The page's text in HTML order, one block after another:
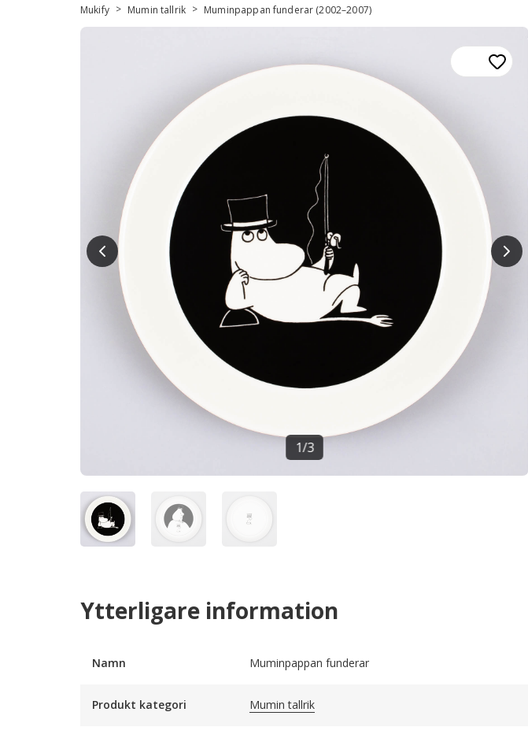
Mukify > Mumin tallrik > Muminpappan funderar (2002–2007)
1/3
Ytterligare information
Namn Muminpappan funderar
Produkt kategori Mumin tallrik